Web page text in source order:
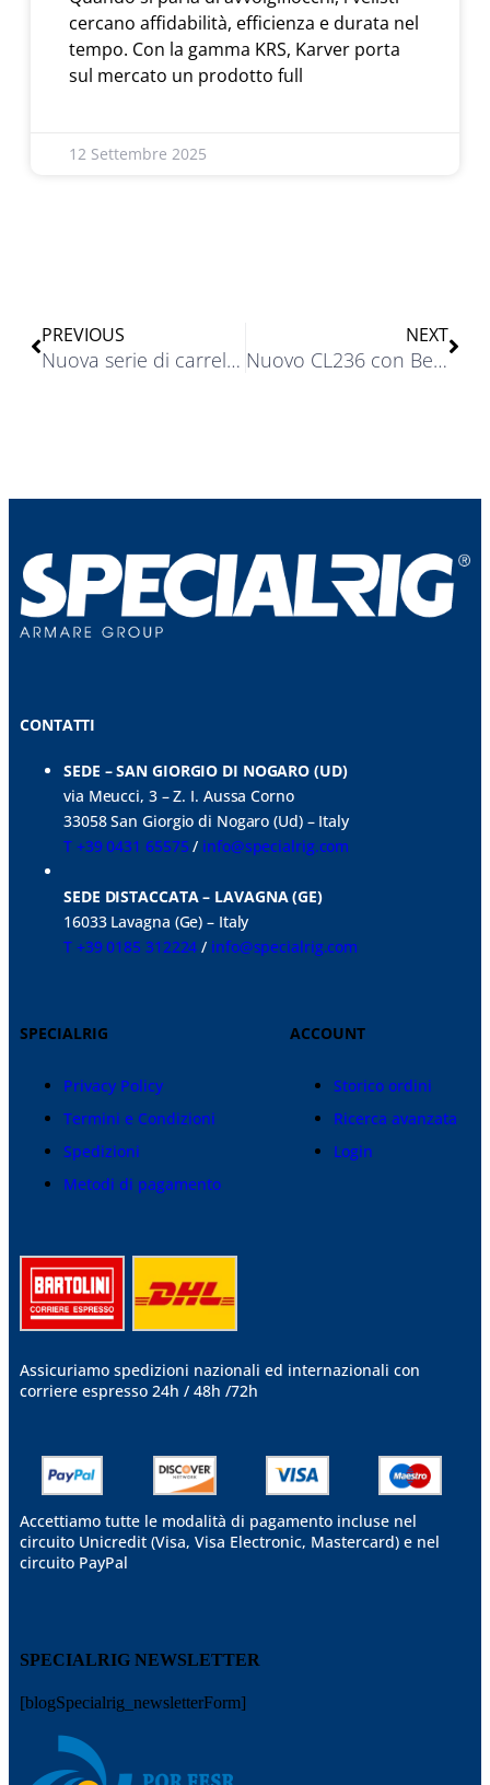
cercano affidabilità, efficienza e durata nel
tempo. Con la gamma KRS, Karver porta
sul mercato un prodotto full
12 Settembre 2025
PREVIOUS
Nuova serie di carrelli Ronstan per imbarcazioni fino a 43 piedi
NEXT
Nuovo CL236 con Becket
CONTATTI
SEDE – SAN GIORGIO DI NOGARO (UD)
via Meucci, 3 – Z. I. Aussa Corno
33058 San Giorgio di Nogaro (Ud) – Italy
T +39 0431 65575/ info@specialrig.com
SEDE DISTACCATA – LAVAGNA (GE)
16033 Lavagna (Ge) – Italy
T +39 0185 312224 / info@specialrig.com
SPECIALRIG
Privacy Policy
Termini e Condizioni
Spedizioni
Metodi di pagamento
ACCOUNT
Storico ordini
Ricerca avanzata
Login
Assicuriamo spedizioni nazionali ed internazionali con
corriere espresso 24h / 48h /72h
Accettiamo tutte le modalità di pagamento incluse nel
circuito Unicredit (Visa, Visa Electronic, Mastercard) e nel
circuito PayPal
SPECIALRIG NEWSLETTER
[blogSpecialrig_newsletterForm]